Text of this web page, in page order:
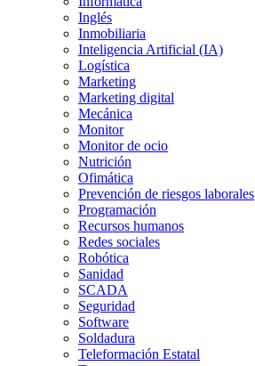
Inglés
Inmobiliaria
Inteligencia Artificial (IA)
Logística
Marketing
Marketing digital
Mecánica
Monitor
Monitor de ocio
Nutrición
Ofimática
Prevención de riesgos laborales
Programación
Recursos humanos
Redes sociales
Robótica
Sanidad
SCADA
Seguridad
Software
Soldadura
Teleformación Estatal